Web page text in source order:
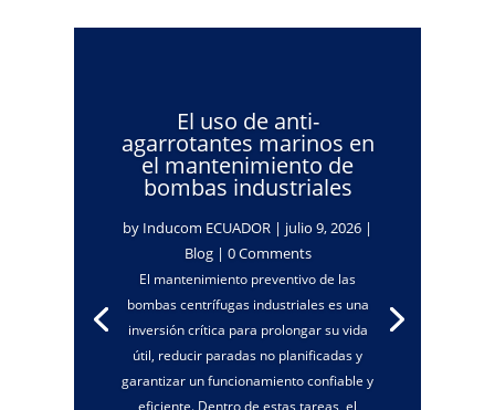
El uso de anti-
agarrotantes marinos en
el mantenimiento de
bombas industriales
by Inducom ECUADOR | julio 9, 2026 |
Blog| 0 Comments
El mantenimiento preventivo de las
bombas centrífugas industriales es una
inversión crítica para prolongar su vida
útil, reducir paradas no planificadas y
garantizar un funcionamiento confiable y